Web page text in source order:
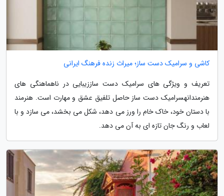
کاشی و سرامیک دست ساز؛ میراث زنده فرهنگ ایرانی
تعریف و ویژگی های سرامیک دست ساززیبایی در ناهماهنگی های
هنرمندانهسرامیک دست ساز حاصل تلفیق عشق و مهارت است. هنرمند
با دستان خود، خاک خام را ورز می دهد، شکل می بخشد، می سازد و با
لعاب و رنگ جان تازه ای به آن می دهد.